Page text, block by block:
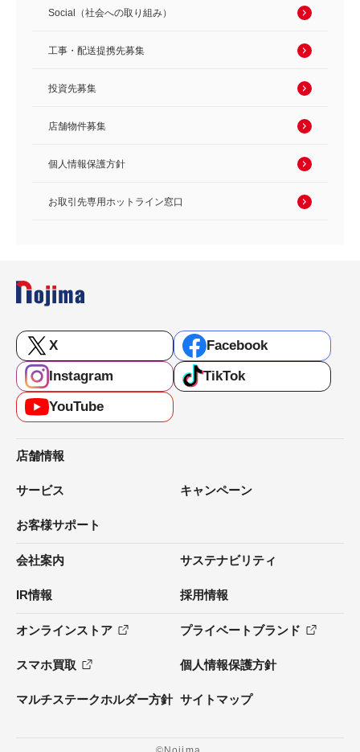
Social（社会への取り組み）
工事・配送提携先募集
投資先募集
店舗物件募集
個人情報保護方針
お取引先専用ホットライン窓口
X
Facebook
Instagram
TikTok
YouTube
店舗情報
サービス キャンペーン
お客様サポート
会社案内 サステナビリティ
IR情報 採用情報
オンラインストア プライベートブランド
スマホ買取 個人情報保護方針
マルチステークホルダー方針 サイトマップ